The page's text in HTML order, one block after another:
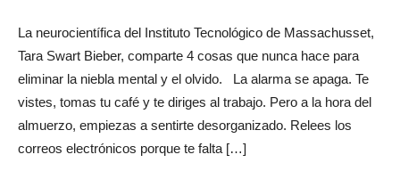
La neurocientífica del Instituto Tecnológico de Massachusset,
Tara Swart Bieber, comparte 4 cosas que nunca hace para
eliminar la niebla mental y el olvido. La alarma se apaga. Te
vistes, tomas tu café y te diriges al trabajo. Pero a la hora del
almuerzo, empiezas a sentirte desorganizado. Relees los
correos electrónicos porque te falta […]